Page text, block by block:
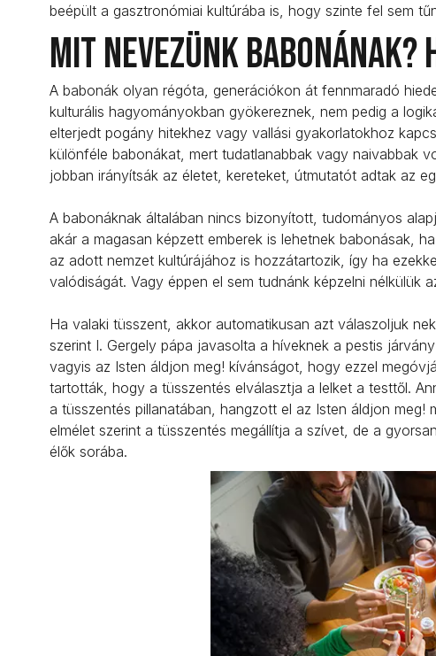
beépült a gasztronómiai kultúrába is, hogy szinte fel sem
Mit nevezünk babonának?
A babonák olyan régóta, generációkon át fennmaradó
kulturális hagyományokban gyökereznek, nem pedig a
elterjedt pogány hitekhez vagy vallási gyakorlatokhoz
különféle babonákat, mert tudatlanabbak vagy naivabbak
jobban irányítsák az életet, kereteket, útmutatót adtak az
A babonáknak általában nincs bizonyított, tudományos
akár a magasan képzett emberek is lehetnek babonásak,
az adott nemzet kultúrájához is hozzátartozik, így ha
valódiságát. Vagy éppen el sem tudnánk képzelni nélkülük
Ha valaki tüsszent, akkor automatikusan azt válaszoljuk
szerint I. Gergely pápa javasolta a híveknek a pestis
vagyis az Isten áldjon meg! kívánságot, hogy ezzel
tartották, hogy a tüsszentés elválasztja a lelket a testtől.
a tüsszentés pillanatában, hangzott el az Isten áldjon
elmélet szerint a tüsszentés megállítja a szívet, de a
élők sorába.